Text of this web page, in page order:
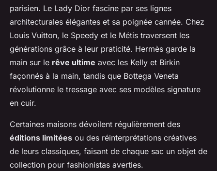
parisien. Le Lady Dior fascine par ses lignes
architecturales élégantes et sa poignée cannée. Chez
Louis Vuitton, le Speedy et le Métis traversent les
générations grâce à leur praticité. Hermès garde la
main sur le rêve ultime avec les Kelly et Birkin
façonnés à la main, tandis que Bottega Veneta
révolutionne le tressage avec ses modèles signature
en cuir.
Certaines maisons dévoilent régulièrement des
éditions limitées ou des réinterprétations créatives
de leurs classiques, faisant de chaque sac un objet de
collection pour fashionistas averties.